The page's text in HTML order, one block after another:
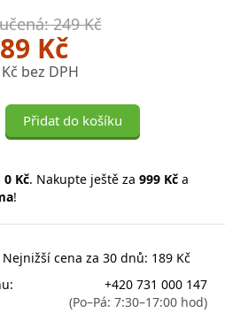
249 Kč
Kč
bez DPH
Přidat do košíku
0 Kč. Nakupte ještě za 999 Kč a
!
Nejnižší cena za 30 dnů: 189 Kč
+420 731 000 147
(Po–Pá: 7:30–17:00 hod)